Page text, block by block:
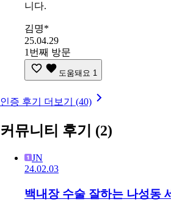
니다.
김명*
25.04.29
1번째 방문
도움돼요 1
인증 후기 더보기 (40)
커뮤니티 후기 (2)
JN
24.02.03
백내장 수술 잘하는 나성동